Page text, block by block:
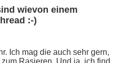
wievon einem
:-)
Ich mag die auch sehr gern,